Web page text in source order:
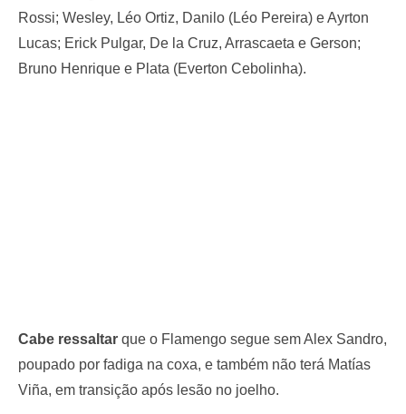
Rossi; Wesley, Léo Ortiz, Danilo (Léo Pereira) e Ayrton
Lucas; Erick Pulgar, De la Cruz, Arrascaeta e Gerson;
Bruno Henrique e Plata (Everton Cebolinha).
Cabe ressaltar que o Flamengo segue sem Alex Sandro,
poupado por fadiga na coxa, e também não terá Matías
Viña, em transição após lesão no joelho.